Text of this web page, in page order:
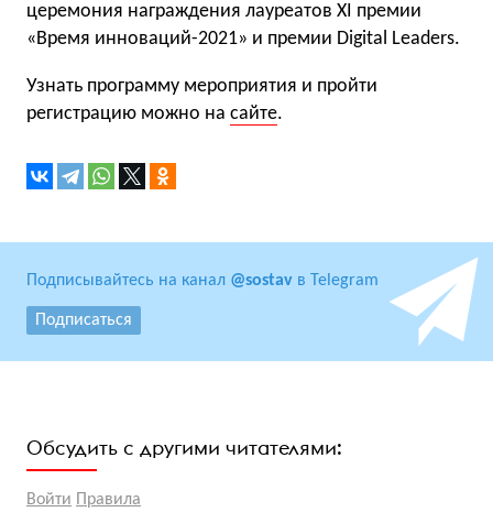
церемония награждения лауреатов XI премии
«Время инноваций-2021» и премии Digital Leaders.
Узнать программу мероприятия и пройти
регистрацию можно на сайте.
Подписывайтесь на канал @sostav в Telegram
Подписаться
Обсудить с другими читателями:
Войти Правила